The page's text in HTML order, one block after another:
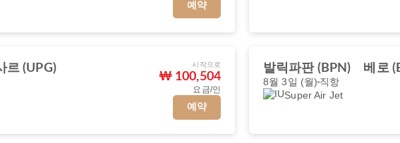
예약
르 (UPG) 시작으로
₩ 100,504
요금/인
예약
발릭파판 (BPN) 베로
8월 3일 (월) 직항
Super Air Jet